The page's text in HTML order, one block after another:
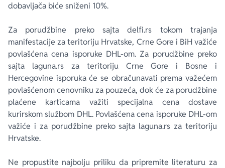
dobavljača biće sniženi 10%.
Za porudžbine preko sajta delfi.rs tokom trajanja
manifestacije za teritoriju Hrvatske, Crne Gore i BiH važiće
povlašćena cena isporuke DHL-om. Za porudžbine preko
sajta laguna.rs za teritoriju Crne Gore i Bosne i
Hercegovine isporuka će se obračunavati prema važećem
povlašćenom cenovniku za pouzeća, dok će za porudžbine
plaćene karticama važiti specijalna cena dostave
kurirskom službom DHL. Povlašćena cena isporuke DHL-om
važiće i za porudžbine preko sajta laguna.rs za teritoriju
Hrvatske.
Ne propustite najbolju priliku da pripremite literaturu za